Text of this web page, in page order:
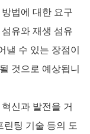
법에 대한 요구
유와 재생 섬유
낼 수 있는 장점이
것으로 예상됩니
신과 발전을 거
린팅 기술 등의 도